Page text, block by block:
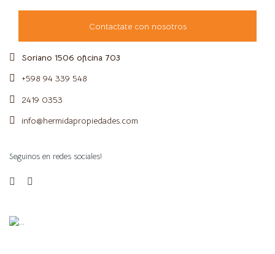
Contactate con nosotros
Soriano 1506 oficina 703
+598 94 339 548
2419 0353
info@hermidapropiedades.com
Seguinos en redes sociales!